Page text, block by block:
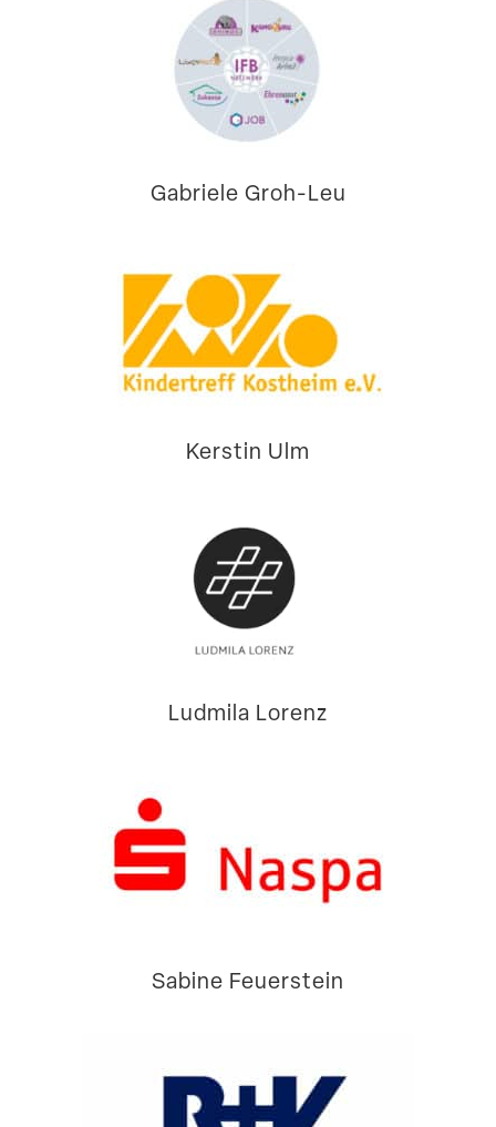
Gabriele Groh-Leu
Kerstin Ulm
Ludmila Lorenz
Sabine Feuerstein